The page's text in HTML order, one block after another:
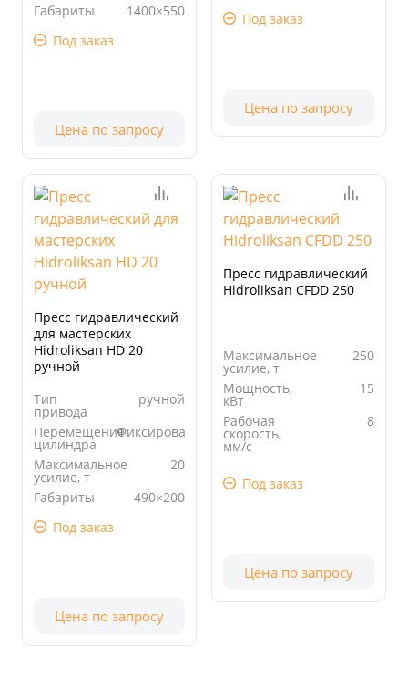
Габариты
стола, мм
1400×550
Под заказ
Цена по запросу
Под заказ
Цена по запросу
Пресс гидравлический
для мастерских
Hidroliksan HD 20
ручной
Тип
привода
ручной
Перемещение
цилиндра
Фиксированный
Максимальное
усилие, т
20
Габариты
стола, мм
490×200
Под заказ
Цена по запросу
Пресс гидравлический
Hidroliksan CFDD 250
Максимальное
усилие, т
250
Мощность,
кВт
15
Рабочая
скорость,
мм/с
8
Под заказ
Цена по запросу